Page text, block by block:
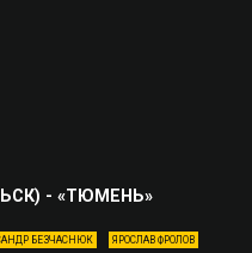
- «ТЮМЕНЬ»
БЕЗЧАСНЮК ЯРОСЛАВ ФРОЛОВ